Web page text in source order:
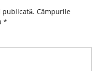
publicată. Câmpurile
*